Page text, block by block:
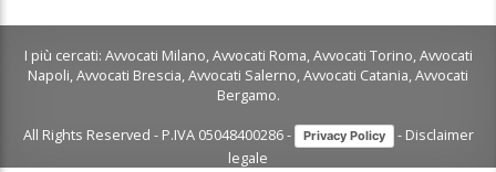
I più cercati: Avvocati Milano,Avvocati Roma,Avvocati Torino,Avvocati
Napoli,Avvocati Brescia,Avvocati Salerno,Avvocati Catania,Avvocati
Bergamo.
All Rights Reserved - P.IVA 05048400286 -
Privacy Policy - Disclaimer
legale